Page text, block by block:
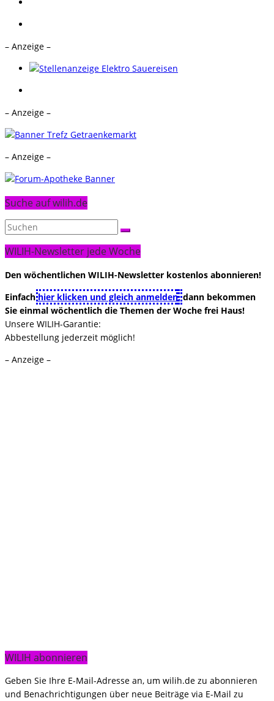
– Anzeige –
– Anzeige –
– Anzeige –
Suche auf wilih.de
WILIH-Newsletter jede Woche
Den wöchentlichen WILIH-Newsletter kostenlos abonnieren!
Einfachhier klicken und gleich anmelden,dann bekommen
Sie einmal wöchentlich die Themen der Woche frei Haus!
Unsere WILIH-Garantie:
Abbestellung jederzeit möglich!
– Anzeige –
WILIH abonnieren
Geben Sie Ihre E-Mail-Adresse an, um wilih.de zu abonnieren
und Benachrichtigungen über neue Beiträge via E-Mail zu